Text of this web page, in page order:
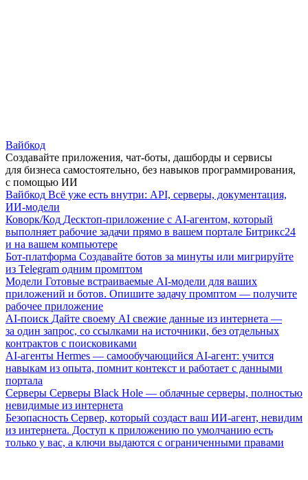
Вайбкод
Создавайте приложения, чат-боты, дашборды и сервисы
для бизнеса самостоятельно, без навыков программирования,
с помощью ИИ
Вайбкод Всё уже есть внутри: API, серверы, документация,
ИИ-модели
Коворк/Код Десктоп-приложение с AI-агентом, который
выполняет рабочие задачи прямо в вашем портале Битрикс24
и на вашем компьютере
Бот-платформа Создавайте ботов за минуты или мигрируйте
из Telegram одним промптом
Модели Готовые встраиваемые AI-модели для ваших
приложений и ботов. Опишите задачу промптом — получите
рабочее приложение
AI-поиск Дайте своему AI свежие данные из интернета —
за один запрос, со ссылками на источники, без отдельных
контрактов с поисковиками
AI-агенты Hermes — самообучающийся AI-агент: учится
навыкам из опыта, помнит контекст и работает с данными
портала
Серверы Серверы Black Hole — облачные серверы, полностью
невидимые из интернета
Безопасность Сервер, который создаст ваш ИИ-агент, невидим
из интернета. Доступ к приложению по умолчанию есть
только у вас, а ключи выдаются с ограниченными правами